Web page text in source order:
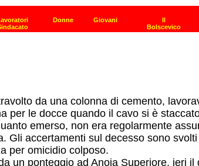
da una colonna di cemento,
per le docce quando il cavo si è
emerso, non era regolarmente
accertamenti sul decesso sono
per omicidio colposo.
un ponteggio ad Anoia Superiore, ieri